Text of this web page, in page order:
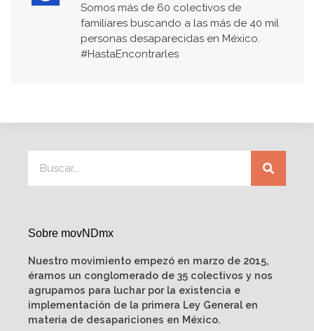
Somos más de 60 colectivos de
familiares buscando a las más de 40 mil
personas desaparecidas en México.
#HastaEncontrarles
Sobre movNDmx
Nuestro movimiento empezó en marzo de 2015,
éramos un conglomerado de 35 colectivos y nos
agrupamos para luchar por la existencia e
implementación de la primera Ley General en
materia de desapariciones en México.